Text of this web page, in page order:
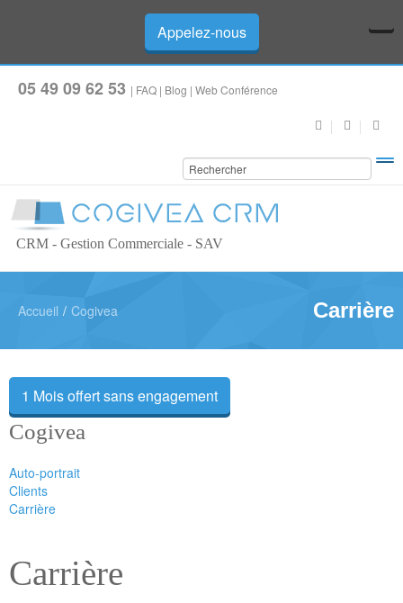
Appelez-nous
05 49 09 62 53 | FAQ | Blog | Web Conférence
CRM - Gestion Commerciale - SAV
Accueil / Cogivea Carrière
1 Mois offert sans engagement
Cogivea
Auto-portrait
Clients
Carrière
Carrière